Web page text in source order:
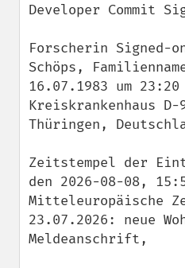
Developer Commit
Forscherin Signed-
Schöps,
16.07.1983 um
Kreiskrankenhaus D-
Thüringen,
Zeitstempel der
den 2026-08-08,
Mitteleuropäische
23.07.2026: neue
Meldeanschrift,